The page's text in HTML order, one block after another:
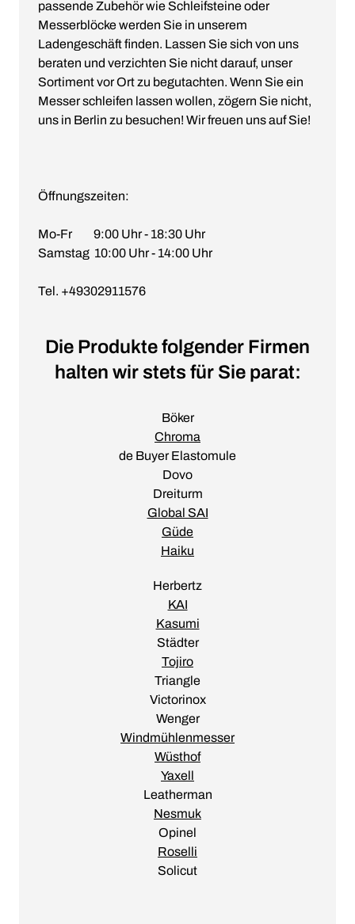
passende Zubehör wie Schleifsteine oder
Messerblöcke werden Sie in unserem
Ladengeschäft finden. Lassen Sie sich von uns
beraten und verzichten Sie nicht darauf, unser
Sortiment vor Ort zu begutachten. Wenn Sie ein
Messer schleifen lassen wollen, zögern Sie nicht,
uns in Berlin zu besuchen! Wir freuen uns auf Sie!
Öffnungszeiten:
Mo-Fr 9:00 Uhr - 18:30 Uhr
Samstag 10:00 Uhr - 14:00 Uhr
Tel. +49302911576
Die Produkte folgender Firmen
halten wir stets für Sie parat:
Böker
Chroma
de Buyer Elastomule
Dovo
Dreiturm
Global SAI
Güde
Haiku
Herbertz
KAI
Kasumi
Städter
Tojiro
Triangle
Victorinox
Wenger
Windmühlenmesser
Wüsthof
Yaxell
Leatherman
Nesmuk
Opinel
Roselli
Solicut